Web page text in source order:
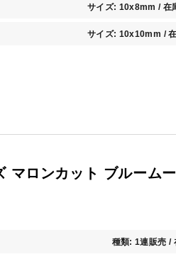
サイズ: 10x8mm / 在
サイズ: 10x10mm /
マロンカット ブルーム
種類: 1連販売 /